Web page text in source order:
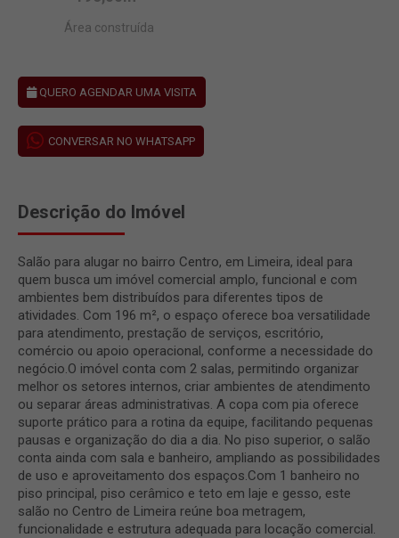
Área construída
QUERO AGENDAR UMA VISITA
CONVERSAR NO WHATSAPP
Descrição do Imóvel
Salão para alugar no bairro Centro, em Limeira, ideal para
quem busca um imóvel comercial amplo, funcional e com
ambientes bem distribuídos para diferentes tipos de
atividades. Com 196 m², o espaço oferece boa versatilidade
para atendimento, prestação de serviços, escritório,
comércio ou apoio operacional, conforme a necessidade do
negócio.O imóvel conta com 2 salas, permitindo organizar
melhor os setores internos, criar ambientes de atendimento
ou separar áreas administrativas. A copa com pia oferece
suporte prático para a rotina da equipe, facilitando pequenas
pausas e organização do dia a dia. No piso superior, o salão
conta ainda com sala e banheiro, ampliando as possibilidades
de uso e aproveitamento dos espaços.Com 1 banheiro no
piso principal, piso cerâmico e teto em laje e gesso, este
salão no Centro de Limeira reúne boa metragem,
funcionalidade e estrutura adequada para locação comercial.